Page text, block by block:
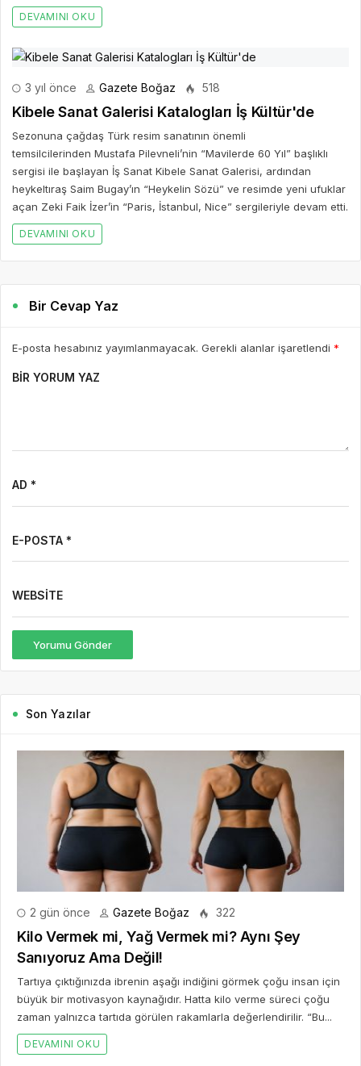
DEVAMINI OKU
3 yıl önce Gazete Boğaz 518
Kibele Sanat Galerisi Katalogları İş Kültür'de
Sezonuna çağdaş Türk resim sanatının önemli
temsilcilerinden Mustafa Pilevneli’nin “Mavilerde 60 Yıl” başlıklı
sergisi ile başlayan İş Sanat Kibele Sanat Galerisi, ardından
heykeltıraş Saim Bugay’ın “Heykelin Sözü” ve resimde yeni ufuklar
açan Zeki Faik İzer’in “Paris, İstanbul, Nice” sergileriyle devam etti.
DEVAMINI OKU
Bir Cevap Yaz
E-posta hesabınız yayımlanmayacak. Gerekli alanlar işaretlendi *
BIR YORUM YAZ
AD *
E-POSTA *
WEBSITE
Yorumu Gönder
Son Yazılar
2 gün önce Gazete Boğaz 322
Kilo Vermek mi, Yağ Vermek mi? Aynı Şey
Sanıyoruz Ama Değil!
Tartıya çıktığınızda ibrenin aşağı indiğini görmek çoğu insan için
büyük bir motivasyon kaynağıdır. Hatta kilo verme süreci çoğu
zaman yalnızca tartıda görülen rakamlarla değerlendirilir. “Bu...
DEVAMINI OKU